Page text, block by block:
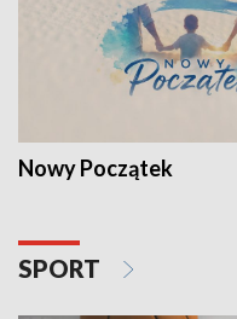
Nowy Początek
SPORT